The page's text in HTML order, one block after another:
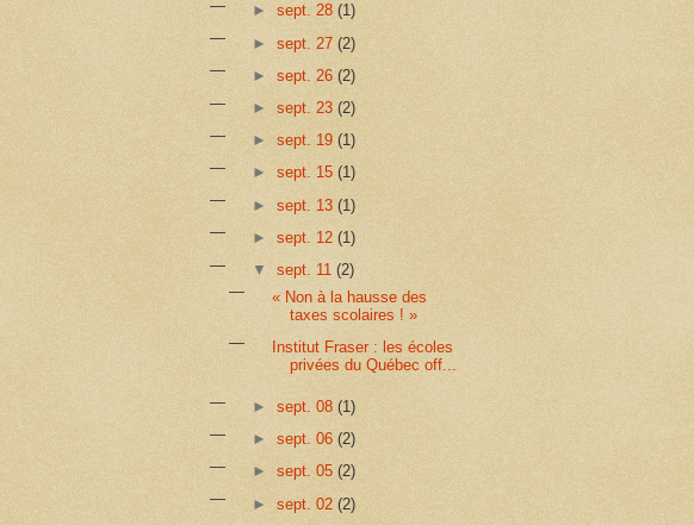
► sept. 28 (1)
► sept. 27 (2)
► sept. 26 (2)
► sept. 23 (2)
► sept. 19 (1)
► sept. 15 (1)
► sept. 13 (1)
► sept. 12 (1)
▼ sept. 11 (2)
« Non à la hausse des
taxes scolaires ! »
Institut Fraser : les écoles
privées du Québec off...
► sept. 08 (1)
► sept. 06 (2)
► sept. 05 (2)
► sept. 02 (2)